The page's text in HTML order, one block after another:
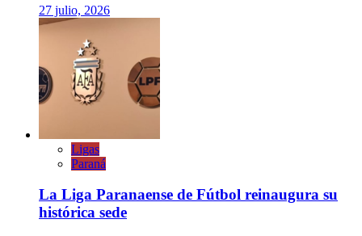
27 julio, 2026
Ligas
Paraná
La Liga Paranaense de Fútbol reinaugura su
histórica sede